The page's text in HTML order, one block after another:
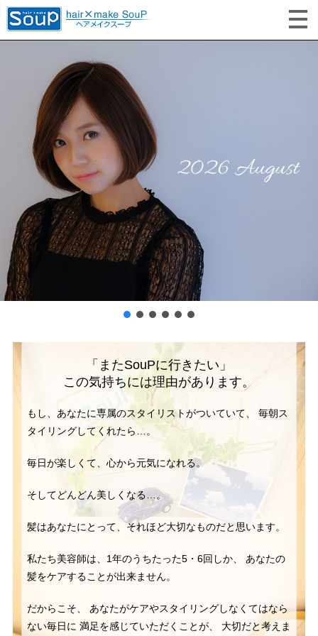
「またSouPに行きたい」
この気持ちには理由があります。
もし、あなたに専属のスタイリストがついていて、
毎朝ス
タイリングしてくれたら…。
毎日が楽しくて、心から元気になれる。
そしてどんどん美しくなる…。
髪はあなたにとって、それほど大切なものだと思います。
私たち美容師は、1年のうちたった5・6回しか、
あなたの
髪をケアすることが出来ません。
だからこそ、
あなたがケアやスタイリングしなくてはなら
ない毎日に 満足を感じていただくことが、 大切だと考えま